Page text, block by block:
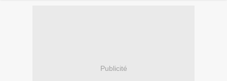
Publicité